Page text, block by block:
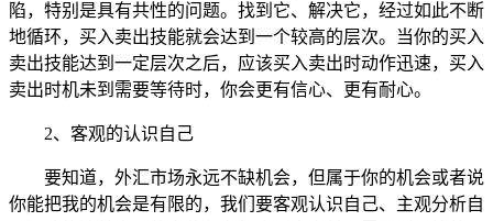
陷，特别是具有共性的问题。找到它、解决它，经过如此不断
地循环，买入卖出技能就会达到一个较高的层次。当你的买入
卖出技能达到一定层次之后，应该买入卖出时动作迅速，买入
卖出时机未到需要等待时，你会更有信心、更有耐心。
2、客观的认识自己
要知道，外汇市场永远不缺机会，但属于你的机会或者说
你能把我的机会是有限的，我们要客观认识自己、主观分析自